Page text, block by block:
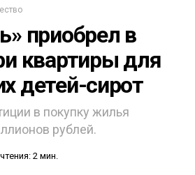
приобрел в
квартиры для
детей-сирот
в покупку жилья
рублей.
2 мин.